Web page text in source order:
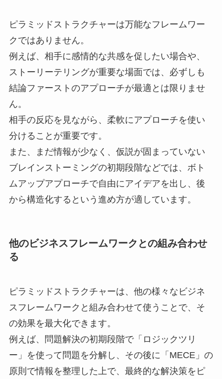
ピラミッドストラクチャーは万能なフレームワー
クではありません。
例えば、相手に感情的な共感を促したい場合や、
ストーリーテリングが重要な場面では、必ずしも
結論ファーストのアプローチが最適とは限りませ
ん。
相手の反応を見ながら、柔軟にアプローチを使い
分けることが重要です。
また、まだ情報が少なく、仮説が固まっていない
ブレインストーミングの初期段階などでは、ボト
ムアップアプローチで自由にアイデアを出し、後
から構造化するという進め方が適しています。
他のビジネスフレームワークとの組み合わせ
る
ピラミッドストラクチャーは、他の様々なビジネ
スフレームワークと組み合わせて使うことで、そ
の効果を最大化できます。
例えば、問題解決の初期段階で「ロジックツリ
ー」を使って問題を分解し、その後に「MECE」の
原則で情報を整理した上で、最終的な解決策をピ